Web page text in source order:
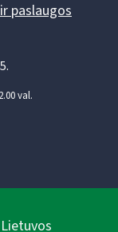
paslaugos
val.